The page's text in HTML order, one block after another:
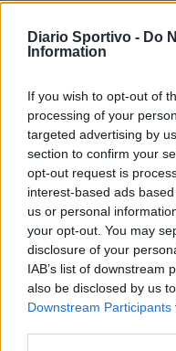
Diario Sportivo - Do
Information
If you wish to opt-out of
processing of your
targeted advertising by
section to confirm your
opt-out request is
interest-based ads
us or personal
your opt-out. You may
disclosure of your
IAB’s list of downstream
also be disclosed by us
Downstream Participants
Il Latte
Mascia,
gli altri
8 Ago 2026
DPCM
stop
3 Dic 2020
Il